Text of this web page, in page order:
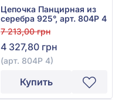
Цепочка Панцирная из
серебра 925°, арт. 804Р 4
7 213,00 грн
4 327,80 грн
(арт. 804Р 4)
Купить